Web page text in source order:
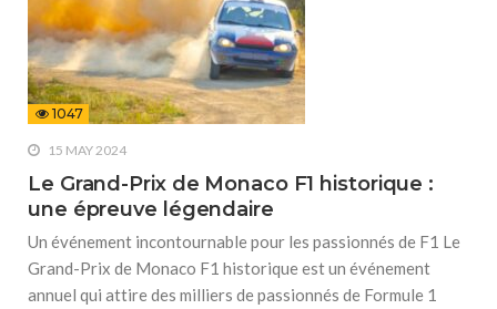
1047
15 MAY 2024
Le Grand-Prix de Monaco F1 historique :
une épreuve légendaire
Un événement incontournable pour les passionnés de F1 Le
Grand-Prix de Monaco F1 historique est un événement
annuel qui attire des milliers de passionnés de Formule 1